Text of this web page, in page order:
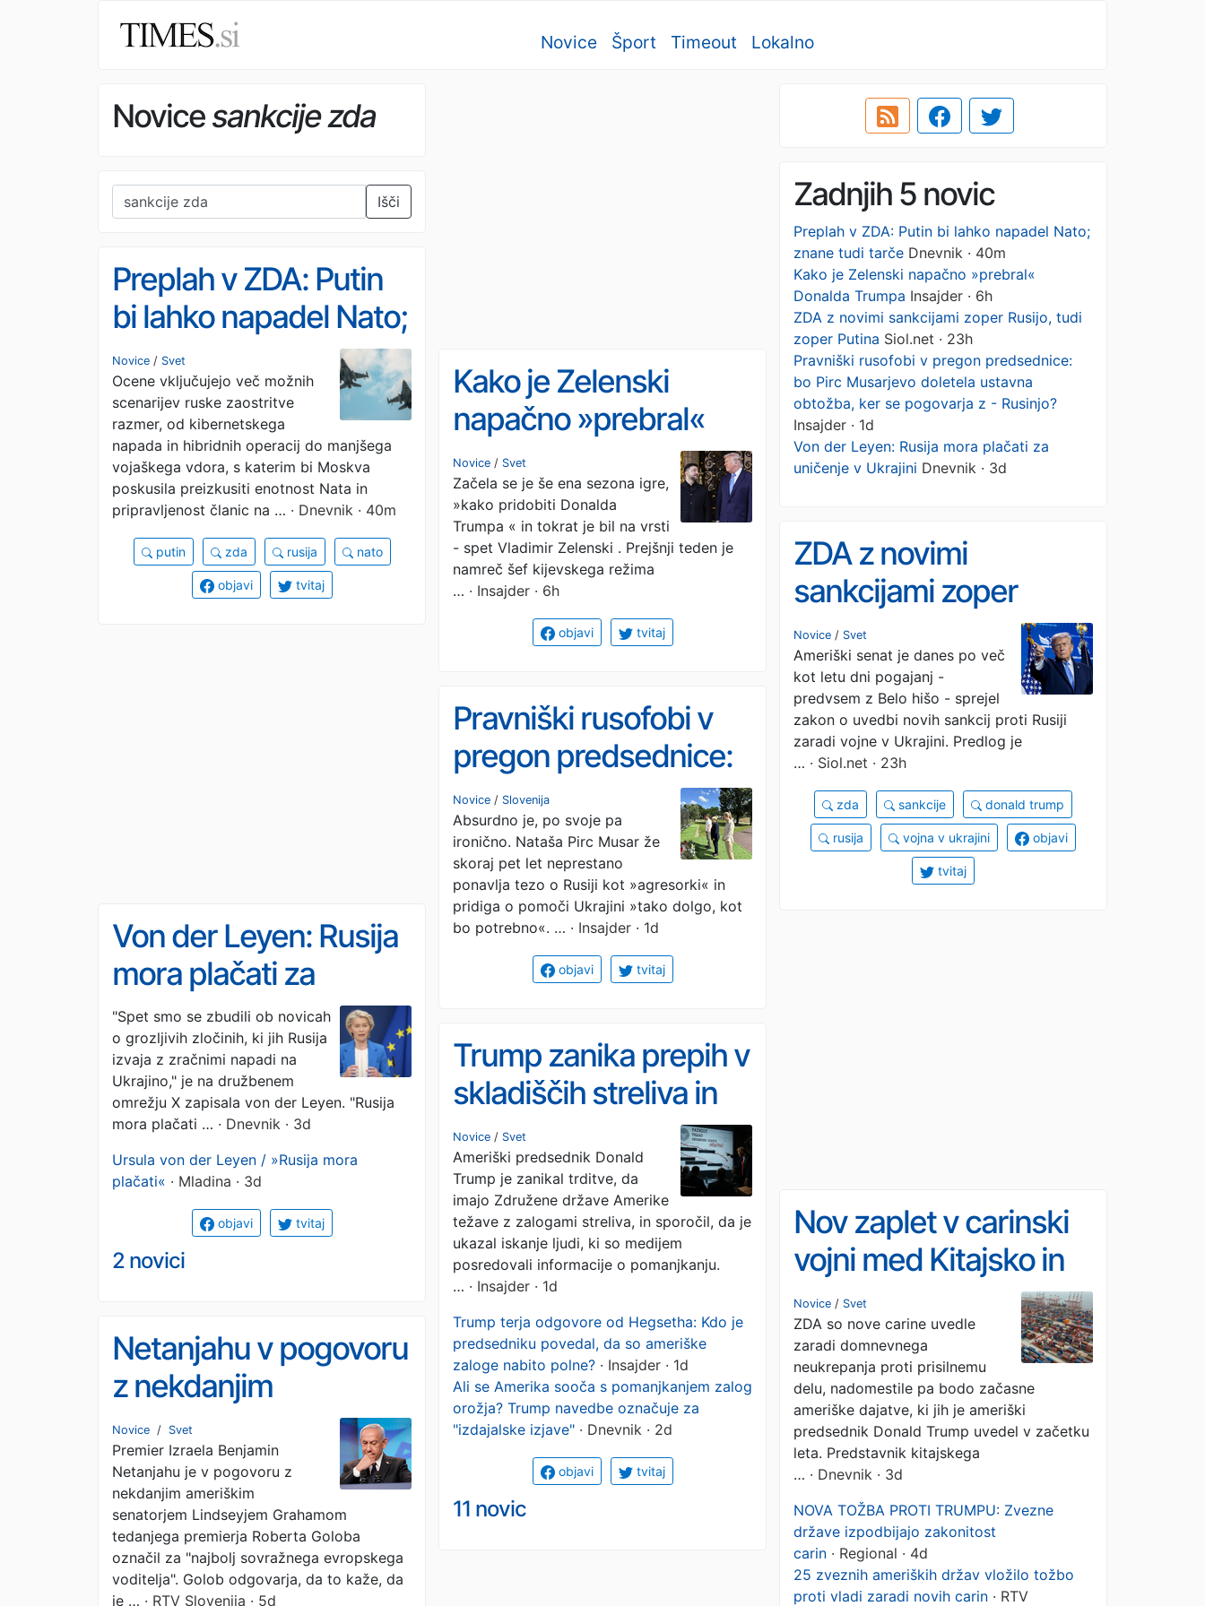
Novice Šport Timeout Lokalno
Novicesankcije zda
Išči Zadnjih 5 novic
Preplah v ZDA: Putin bi lahko napadel Nato;
znane tudi tarče Dnevnik · 40m
Kako je Zelenski napačno »prebral«
Donalda Trumpa Insajder · 6h
ZDA z novimi sankcijami zoper Rusijo, tudi
zoper Putina Siol.net · 23h
Pravniški rusofobi v pregon predsednice:
bo Pirc Musarjevo doletela ustavna
obtožba, ker se pogovarja z - Rusinjo?
Insajder · 1d
Von der Leyen: Rusija mora plačati za
uničenje v Ukrajini Dnevnik · 3d
Preplah v ZDA: Putin
bi lahko napadel Nato;
znane tudi tarče
Novice / Svet
Ocene vključujejo več možnih
scenarijev ruske zaostritve
razmer, od kibernetskega
napada in hibridnih operacij do manjšega
vojaškega vdora, s katerim bi Moskva
poskusila preizkusiti enotnost Nata in
pripravljenost članic na … · Dnevnik · 40m
putin zda rusija nato
objavi tvitaj
Kako je Zelenski
napačno »prebral«
Donalda Trumpa
Novice / Svet
Začela se je še ena sezona igre,
»kako pridobiti Donalda
Trumpa « in tokrat je bil na vrsti
- spet Vladimir Zelenski . Prejšnji teden je
namreč šef kijevskega režima
… · Insajder · 6h
objavi tvitaj
ZDA z novimi
sankcijami zoper
Rusijo, tudi zoper
Putina
Novice / Svet
Ameriški senat je danes po več
kot letu dni pogajanj -
predvsem z Belo hišo - sprejel
zakon o uvedbi novih sankcij proti Rusiji
zaradi vojne v Ukrajini. Predlog je
… · Siol.net · 23h
zda sankcije donald trump
rusija vojna v ukrajini objavi
tvitaj
Pravniški rusofobi v
pregon predsednice:
bo Pirc Musarjevo
doletela ustavna
obtožba, ker se
pogovarja z - Rusinjo?
Novice / Slovenija
Absurdno je, po svoje pa
ironično. Nataša Pirc Musar že
skoraj pet let neprestano
ponavlja tezo o Rusiji kot »agresorki« in
pridiga o pomoči Ukrajini »tako dolgo, kot
bo potrebno«. … · Insajder · 1d
objavi tvitaj
Von der Leyen: Rusija
mora plačati za
uničenje v Ukrajini
"Spet smo se zbudili ob novicah
o grozljivih zločinih, ki jih Rusija
izvaja z zračnimi napadi na
Ukrajino," je na družbenem
omrežju X zapisala von der Leyen. "Rusija
mora plačati … · Dnevnik · 3d
Ursula von der Leyen / »Rusija mora
plačati« · Mladina · 3d
objavi tvitaj
2 novici
Trump zanika prepih v
skladiščih streliva in
grozi žvižgačem: Za
vas bomo zahtevali
zapor!
Novice / Svet
Ameriški predsednik Donald
Trump je zanikal trditve, da
imajo Združene države Amerike
težave z zalogami streliva, in sporočil, da je
ukazal iskanje ljudi, ki so medijem
posredovali informacije o pomanjkanju.
… · Insajder · 1d
Trump terja odgovore od Hegsetha: Kdo je
predsedniku povedal, da so ameriške
zaloge nabito polne? · Insajder · 1d
Ali se Amerika sooča s pomanjkanjem zalog
orožja? Trump navedbe označuje za
"izdajalske izjave" · Dnevnik · 2d
objavi tvitaj
11 novic
Nov zaplet v carinski
vojni med Kitajsko in
ZDA
Novice / Svet
ZDA so nove carine uvedle
zaradi domnevnega
neukrepanja proti prisilnemu
delu, nadomestile pa bodo začasne
ameriške dajatve, ki jih je ameriški
predsednik Donald Trump uvedel v začetku
leta. Predstavnik kitajskega
… · Dnevnik · 3d
NOVA TOŽBA PROTI TRUMPU: Zvezne
države izpodbijajo zakonitost
carin · Regional · 4d
25 zveznih ameriških držav vložilo tožbo
proti vladi zaradi novih carin · RTV
Netanjahu v pogovoru
z nekdanjim
senatorjem ZDA
Goloba označil za
"najbolj sovražnega"
voditelja
Novice / Svet
Premier Izraela Benjamin
Netanjahu je v pogovoru z
nekdanjim ameriškim
senatorjem Lindseyjem Grahamom
tedanjega premierja Roberta Goloba
označil za "najbolj sovražnega evropskega
voditelja". Golob odgovarja, da to kaže, da
je … · RTV Slovenija · 5d